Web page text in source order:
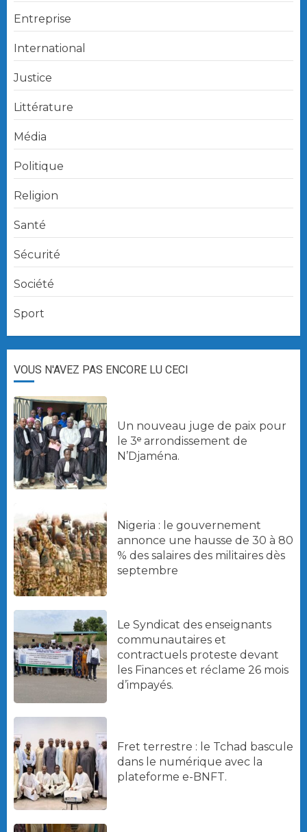
Entreprise
International
Justice
Littérature
Média
Politique
Religion
Santé
Sécurité
Société
Sport
VOUS N'AVEZ PAS ENCORE LU CECI
Un nouveau juge de paix pour
le 3ᵉ arrondissement de
N’Djaména.
Nigeria : le gouvernement
annonce une hausse de 30 à 80
% des salaires des militaires dès
septembre
Le Syndicat des enseignants
communautaires et
contractuels proteste devant
les Finances et réclame 26 mois
d’impayés.
Fret terrestre : le Tchad bascule
dans le numérique avec la
plateforme e-BNFT.